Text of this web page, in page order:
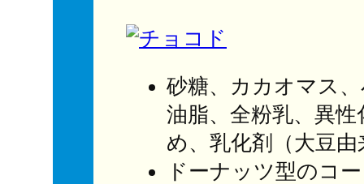
砂糖、カカオマス
油脂、全粉乳、異
め、乳化剤（大豆
ドーナッツ型のコ